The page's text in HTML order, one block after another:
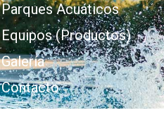
Parques Acuáticos
Equipos (Productos)
Galería
Contacto